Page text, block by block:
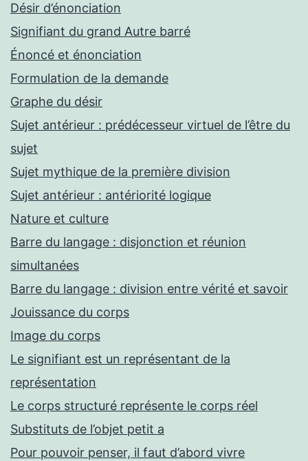
Désir d’énonciation
Signifiant du grand Autre barré
Énoncé et énonciation
Formulation de la demande
Graphe du désir
Sujet antérieur : prédécesseur virtuel de l’être du
sujet
Sujet mythique de la première division
Sujet antérieur : antériorité logique
Nature et culture
Barre du langage : disjonction et réunion
simultanées
Barre du langage : division entre vérité et savoir
Jouissance du corps
Image du corps
Le signifiant est un représentant de la
représentation
Le corps structuré représente le corps réel
Substituts de l’objet petit a
Pour pouvoir penser, il faut d’abord vivre